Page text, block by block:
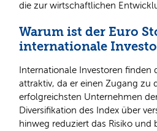
die zur wirtschaftlichen
Warum ist der Euro
internationale
Internationale Investoren finden
attraktiv, da er einen Zugang zu
erfolgreichsten Unternehmen
Diversifikation des Index über
hinweg reduziert das Risiko und